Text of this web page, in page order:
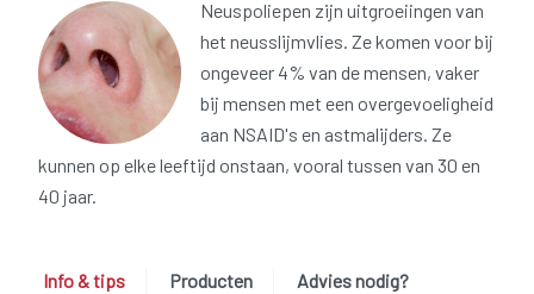
Neuspoliepen zijn uitgroeiingen van
het neusslijmvlies. Ze komen voor bij
ongeveer 4% van de mensen, vaker
bij mensen met een overgevoeligheid
aan NSAID's en astmalijders. Ze
kunnen op elke leeftijd onstaan, vooral tussen van 30 en
40 jaar.
Info & tips Producten Advies nodig?